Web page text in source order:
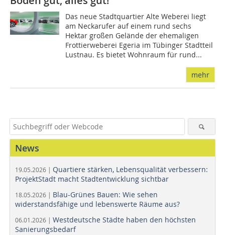
Das neue Stadtquartier Alte Weberei liegt
am Neckarufer auf einem rund sechs
Hektar großen Gelände der ehemaligen
Frottierweberei Egeria im Tübinger Stadtteil
Lustnau. Es bietet Wohnraum für rund...
mehr
News
19.05.2026 | Quartiere stärken, Lebensqualität verbessern:
ProjektStadt macht Stadtentwicklung sichtbar
18.05.2026 | Blau-Grünes Bauen: Wie sehen
widerstandsfähige und lebenswerte Räume aus?
06.01.2026 | Westdeutsche Städte haben den höchsten
Sanierungsbedarf